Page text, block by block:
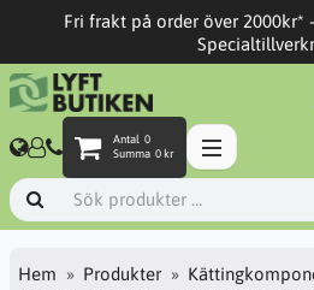
Fri frakt på order över 2000kr*
Antal 0
Summa 0 kr
Hem Produkter